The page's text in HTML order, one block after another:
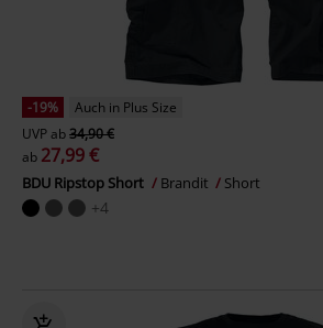
-19%
Auch in Plus Size
UVPab34,90 €
ab 27,99 €
BDU Ripstop Short Brandit Short
+4